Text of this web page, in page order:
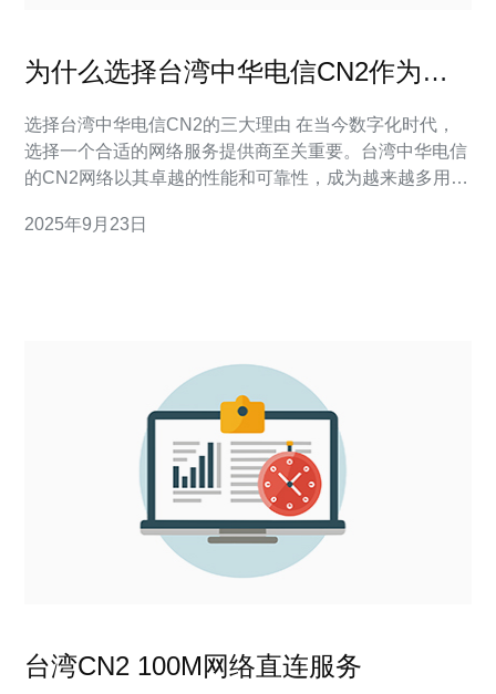
为什么选择台湾中华电信CN2作为网
选择台湾中华电信CN2的三大理由 在当今数字化时代，
选择一个合适的网络服务提供商至关重要。台湾中华电信
的CN2网络以其卓越的性能和可靠性，成为越来越多用户
速网络连接 卓越的网络稳定性 优质客户服务 首先，高速
2025年9月23日
台湾CN2 100M网络直连服务